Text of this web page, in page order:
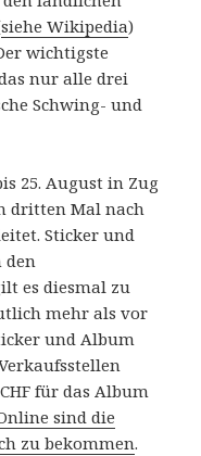
siehe Wikipedia)
wichtigste
nur alle drei
Schwing- und
25. August in Zug
dritten Mal nach
Sticker und
den
es diesmal zu
mehr als vor
und Album
für das Album
sind die
zu bekommen.